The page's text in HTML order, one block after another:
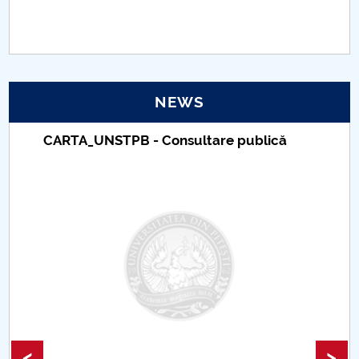
Personal data protection
IOSUD/CSUD – PhD studies
Comisie de etica unversitară
Accesibilitate pentru studenții cu dizabilități
NEWS
CARTA_UNSTPB - Consultare publică